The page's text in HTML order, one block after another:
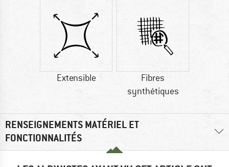
Extensible
Fibres
synthétiques
RENSEIGNEMENTS MATÉRIEL ET
FONCTIONNALITÉS